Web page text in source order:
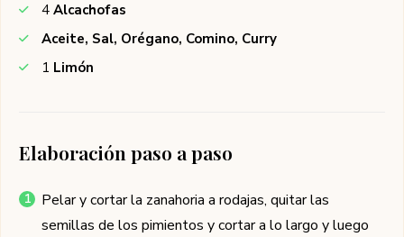
4 Alcachofas
Aceite, Sal, Orégano, Comino, Curry
1 Limón
Elaboración paso a paso
Pelar y cortar la zanahoria a rodajas, quitar las
semillas de los pimientos y cortar a lo largo y luego